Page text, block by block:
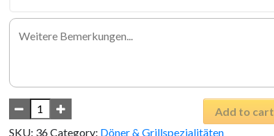
Add to cart
SKU: 36Category: Döner & Grillspezialitäten